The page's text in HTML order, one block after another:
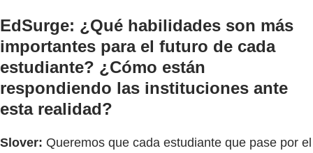
EdSurge: ¿Qué habilidades son más
importantes para el futuro de cada
estudiante? ¿Cómo están
respondiendo las instituciones ante
esta realidad?
Slover: Queremos que cada estudiante que pase por el